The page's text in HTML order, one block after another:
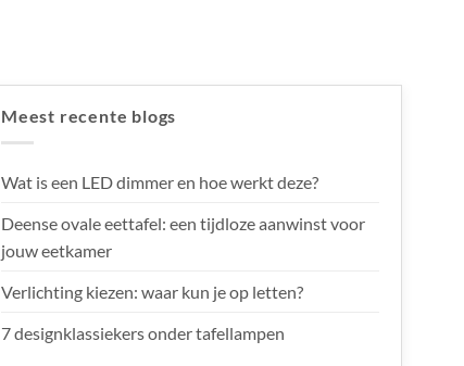
Meest recente blogs
Wat is een LED dimmer en hoe werkt deze?
Deense ovale eettafel: een tijdloze aanwinst voor
jouw eetkamer
Verlichting kiezen: waar kun je op letten?
7 designklassiekers onder tafellampen